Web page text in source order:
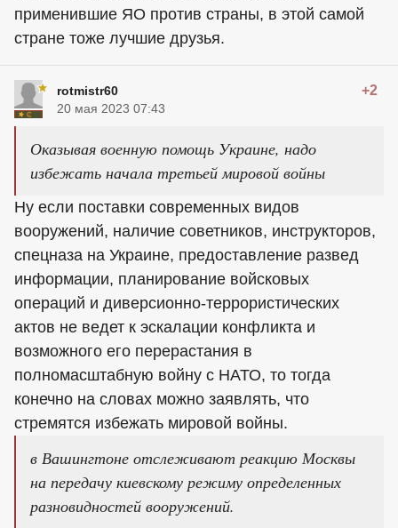
применившие ЯО против страны, в этой самой
стране тоже лучшие друзья.
rotmistr60 +2
20 мая 2023 07:43
Оказывая военную помощь Украине, надо
избежать начала третьей мировой войны
Ну если поставки современных видов
вооружений, наличие советников, инструкторов,
спецназа на Украине, предоставление развед
информации, планирование войсковых
операций и диверсионно-террористических
актов не ведет к эскалации конфликта и
возможного его перерастания в
полномасштабную войну с НАТО, то тогда
конечно на словах можно заявлять, что
стремятся избежать мировой войны.
в Вашингтоне отслеживают реакцию Москвы
на передачу киевскому режиму определенных
разновидностей вооружений.